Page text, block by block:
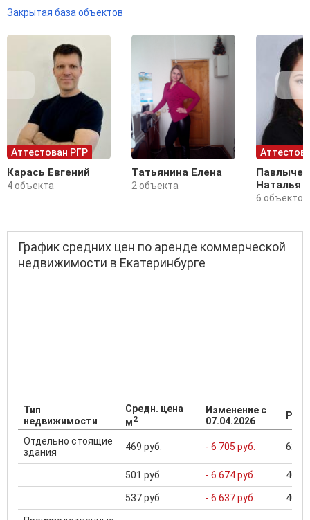
Закрытая база объектов
Аттестован РГР
Карась Евгений
4 объекта
Татьянина Елена
2 объекта
Наталья
6 объектов
График средних цен по аренде коммерческой
недвижимости в Екатеринбурге
Тип
недвижимости
Средн. цена
м2
Изменение с
07.04.2026
Отдельно стоящие
здания
469 руб. - 6 705 руб. 62
501 руб. - 6 674 руб. 406
537 руб. - 6 637 руб. 406